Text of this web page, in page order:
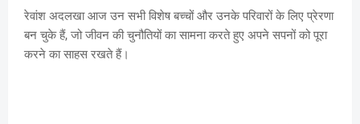
रेवांश अदलखा आज उन सभी विशेष बच्चों और उनके परिवारों के लिए प्रेरणा
बन चुके हैं, जो जीवन की चुनौतियों का सामना करते हुए अपने सपनों को पूरा
करने का साहस रखते हैं।